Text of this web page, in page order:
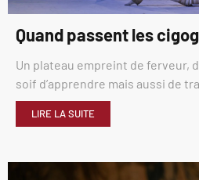
Quand passent les
Un plateau empreint de ferveur,
soif d’apprendre mais aussi de
LIRE LA SUITE